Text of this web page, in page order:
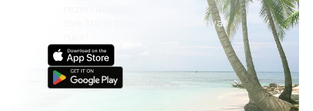
Sve što je bitno, uvijek na dohvat